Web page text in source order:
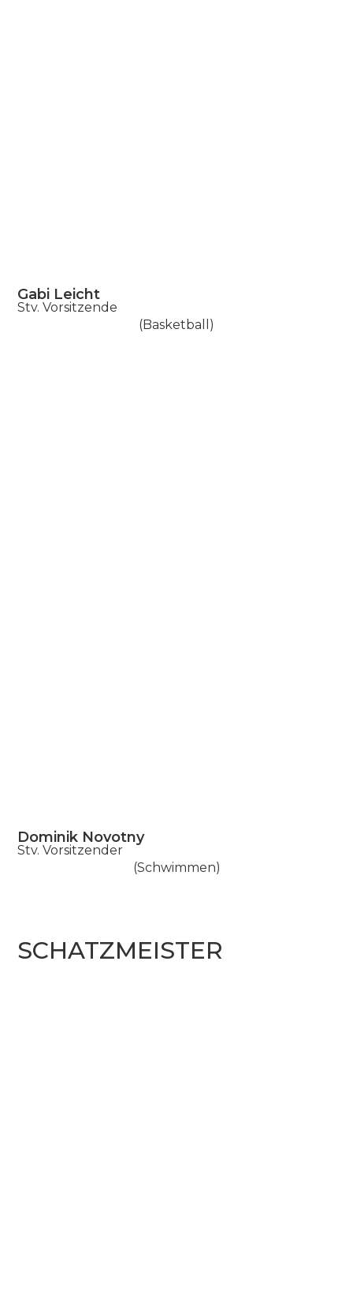
Gabi Leicht
Stv. Vorsitzende
(Basketball)
Dominik Novotny
Stv. Vorsitzender
(Schwimmen)
SCHATZMEISTER